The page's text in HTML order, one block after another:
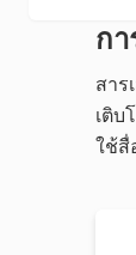
ก
สาร
เติบ
ใช้สื่